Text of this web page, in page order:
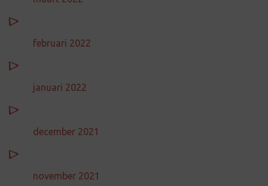
februari 2022
januari 2022
december 2021
november 2021